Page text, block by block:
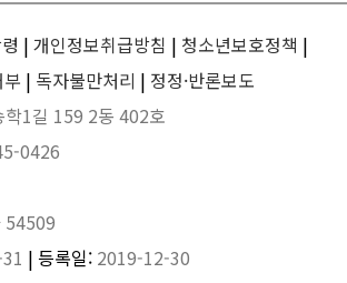
| 개인정보취급방침 | 청소년보호정책 |
| 독자불만처리 | 정정·반론보도
학1길 159 2동 402호
0426
54509
| 등록일: 2019-12-30